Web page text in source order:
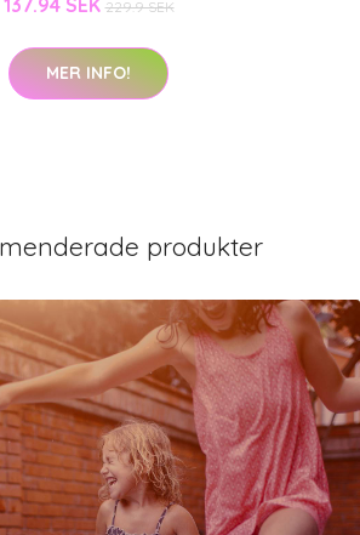
229.9 SEK
MER INFO!
produkter